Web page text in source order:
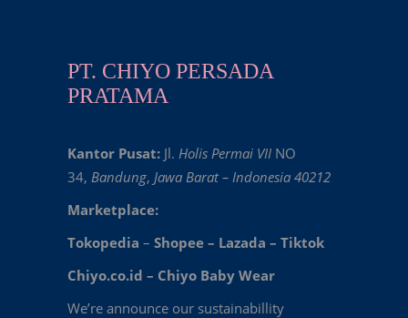
PT. CHIYO PERSADA
PRATAMA
Kantor Pusat: Jl. Holis Permai VII NO
34, Bandung, Jawa Barat – Indonesia 40212
Marketplace:
Tokopedia – Shopee – Lazada – Tiktok
Chiyo.co.id – Chiyo Baby Wear
We’re announce our sustainabillity